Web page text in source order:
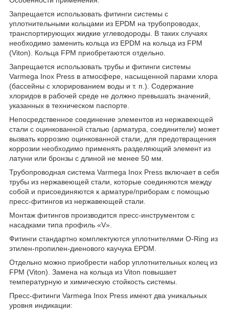
Запрещается использовать фитинги системы с
уплотнительными кольцами из EPDM на трубопроводах,
транспортирующих жидкие углеводороды. В таких случаях
необходимо заменить кольца из EPDM на кольца из FPM
(Viton). Кольца FPM приобретаются отдельно.
Запрещается использовать трубы и фитинги системы
Varmega Inox Press в атмосфере, насыщенной парами хлора
(бассейны с хлорированием воды и т. п.). Содержание
хлоридов в рабочей среде не должно превышать значений,
указанных в техническом паспорте.
Непосредственное соединение элементов из нержавеющей
стали с оцинкованной сталью (арматура, соединители) может
вызвать коррозию оцинкованной стали, для предотвращения
коррозии необходимо применять разделяющий элемент из
латуни или бронзы с длиной не менее 50 мм.
Трубопроводная система Varmega Inox Press включает в себя
трубы из нержавеющей стали, которые соединяются между
собой и присоединяются к арматуре/приборам с помощью
пресс-фитингов из нержавеющей стали.
Монтаж фитингов производится пресс-инструментом с
насадками типа профиль «V».
Фитинги стандартно комплектуются уплотнителями O-Ring из
этилен-пропилен-диенового каучука EPDM.
Отдельно можно приобрести набор уплотнительных колец из
FPM (Viton). Замена на кольца из Viton повышает
температурную и химическую стойкость системы.
Пресс-фитинги Varmega Inox Press имеют два уникальных
уровня индикации: